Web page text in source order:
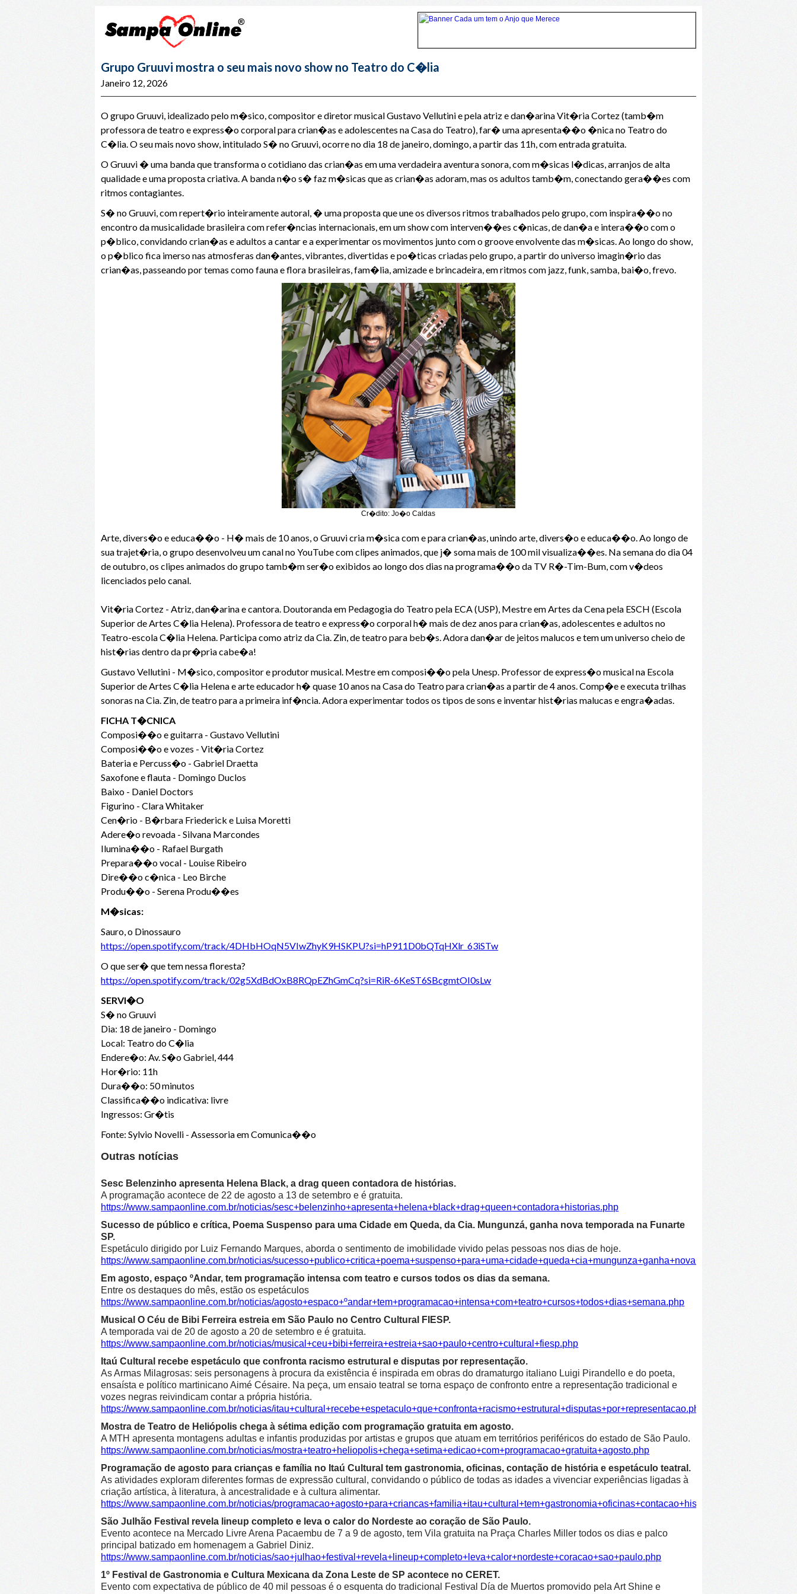
Grupo Gruuvi mostra o seu mais novo show no Teatro do C�lia
Janeiro 12, 2026
O grupo Gruuvi, idealizado pelo m�sico, compositor e diretor musical Gustavo Vellutini e pela atriz e dan�arina Vit�ria Cortez (tamb�m
professora de teatro e express�o corporal para crian�as e adolescentes na Casa do Teatro), far� uma apresenta��o �nica no Teatro do
C�lia. O seu mais novo show, intitulado S� no Gruuvi, ocorre no dia 18 de janeiro, domingo, a partir das 11h, com entrada gratuita.
O Gruuvi � uma banda que transforma o cotidiano das crian�as em uma verdadeira aventura sonora, com m�sicas l�dicas, arranjos de alta
qualidade e uma proposta criativa. A banda n�o s� faz m�sicas que as crian�as adoram, mas os adultos tamb�m, conectando gera��es com
ritmos contagiantes.
S� no Gruuvi, com repert�rio inteiramente autoral, � uma proposta que une os diversos ritmos trabalhados pelo grupo, com inspira��o no
encontro da musicalidade brasileira com refer�ncias internacionais, em um show com interven��es c�nicas, de dan�a e intera��o com o
p�blico, convidando crian�as e adultos a cantar e a experimentar os movimentos junto com o groove envolvente das m�sicas. Ao longo do show,
o p�blico fica imerso nas atmosferas dan�antes, vibrantes, divertidas e po�ticas criadas pelo grupo, a partir do universo imagin�rio das
crian�as, passeando por temas como fauna e flora brasileiras, fam�lia, amizade e brincadeira, em ritmos com jazz, funk, samba, bai�o, frevo.
Cr�dito: Jo�o Caldas
Arte, divers�o e educa��o - H� mais de 10 anos, o Gruuvi cria m�sica com e para crian�as, unindo arte, divers�o e educa��o. Ao longo de
sua trajet�ria, o grupo desenvolveu um canal no YouTube com clipes animados, que j� soma mais de 100 mil visualiza��es. Na semana do dia 04
de outubro, os clipes animados do grupo tamb�m ser�o exibidos ao longo dos dias na programa��o da TV R�-Tim-Bum, com v�deos
licenciados pelo canal.
Vit�ria Cortez - Atriz, dan�arina e cantora. Doutoranda em Pedagogia do Teatro pela ECA (USP), Mestre em Artes da Cena pela ESCH (Escola
Superior de Artes C�lia Helena). Professora de teatro e express�o corporal h� mais de dez anos para crian�as, adolescentes e adultos no
Teatro-escola C�lia Helena. Participa como atriz da Cia. Zin, de teatro para beb�s. Adora dan�ar de jeitos malucos e tem um universo cheio de
hist�rias dentro da pr�pria cabe�a!
Gustavo Vellutini - M�sico, compositor e produtor musical. Mestre em composi��o pela Unesp. Professor de express�o musical na Escola
Superior de Artes C�lia Helena e arte educador h� quase 10 anos na Casa do Teatro para crian�as a partir de 4 anos. Comp�e e executa trilhas
sonoras na Cia. Zin, de teatro para a primeira inf�ncia. Adora experimentar todos os tipos de sons e inventar hist�rias malucas e engra�adas.
FICHA T�CNICA
Composi��o e guitarra - Gustavo Vellutini
Composi��o e vozes - Vit�ria Cortez
Bateria e Percuss�o - Gabriel Draetta
Saxofone e flauta - Domingo Duclos
Baixo - Daniel Doctors
Figurino - Clara Whitaker
Cen�rio - B�rbara Friederick e Luisa Moretti
Adere�o revoada - Silvana Marcondes
Ilumina��o - Rafael Burgath
Prepara��o vocal - Louise Ribeiro
Dire��o c�nica - Leo Birche
Produ��o - Serena Produ��es
M�sicas:
Sauro, o Dinossauro
https://open.spotify.com/track/4DHbHOqN5VIwZhyK9HSKPU?si=hP911D0bQTqHXlr_63iSTw
O que ser� que tem nessa floresta?
https://open.spotify.com/track/02g5XdBdOxB8RQpEZhGmCq?si=RiR-6KeST6SBcgmtOI0sLw
SERVI�O
S� no Gruuvi
Dia: 18 de janeiro - Domingo
Local: Teatro do C�lia
Endere�o: Av. S�o Gabriel, 444
Hor�rio: 11h
Dura��o: 50 minutos
Classifica��o indicativa: livre
Ingressos: Gr�tis
Fonte: Sylvio Novelli - Assessoria em Comunica��o
Outras notícias
Sesc Belenzinho apresenta Helena Black, a drag queen contadora de histórias.
A programação acontece de 22 de agosto a 13 de setembro e é gratuita.
https://www.sampaonline.com.br/noticias/sesc+belenzinho+apresenta+helena+black+drag+queen+contadora+historias.php
Sucesso de público e crítica, Poema Suspenso para uma Cidade em Queda, da Cia. Mungunzá, ganha nova temporada na Funarte
SP.
Espetáculo dirigido por Luiz Fernando Marques, aborda o sentimento de imobilidade vivido pelas pessoas nos dias de hoje.
https://www.sampaonline.com.br/noticias/
Em agosto, espaço ºAndar, tem programação intensa com teatro e cursos todos os dias da semana.
Entre os destaques do mês, estão os espetáculos
https://www.sampaonline.com.br/noticias/agosto+espaco+ºandar+tem+programacao+intensa+com+teatro+cursos+todos+dias+semana.php
Musical O Céu de Bibi Ferreira estreia em São Paulo no Centro Cultural FIESP.
A temporada vai de 20 de agosto a 20 de setembro e é gratuita.
https://www.sampaonline.com.br/noticias/musical+ceu+bibi+ferreira+estreia+sao+paulo+centro+cultural+fiesp.php
Itaú Cultural recebe espetáculo que confronta racismo estrutural e disputas por representação.
As Armas Milagrosas: seis personagens à procura da existência é inspirada em obras do dramaturgo italiano Luigi Pirandello e do poeta,
ensaísta e político martinicano Aimé Césaire. Na peça, um ensaio teatral se torna espaço de confronto entre a representação tradicional e
vozes negras reivindicam contar a própria história.
https://www.sampaonline.com.br/noticias/itau+cultural+recebe+espetaculo+que+confronta+racismo+estrutural+disputas+por+representacao.php
Mostra de Teatro de Heliópolis chega à sétima edição com programação gratuita em agosto.
A MTH apresenta montagens adultas e infantis produzidas por artistas e grupos que atuam em territórios periféricos do estado de São Paulo.
https://www.sampaonline.com.br/noticias/mostra+teatro+heliopolis+chega+setima+edicao+com+programacao+gratuita+agosto.php
Programação de agosto para crianças e família no Itaú Cultural tem gastronomia, oficinas, contação de história e espetáculo teatral.
As atividades exploram diferentes formas de expressão cultural, convidando o público de todas as idades a vivenciar experiências ligadas à
criação artística, à literatura, à ancestralidade e à cultura alimentar.
https://www.sampaonline.com.br/noticias/
São Julhão Festival revela lineup completo e leva o calor do Nordeste ao coração de São Paulo.
Evento acontece na Mercado Livre Arena Pacaembu de 7 a 9 de agosto, tem Vila gratuita na Praça Charles Miller todos os dias e palco
principal batizado em homenagem a Gabriel Diniz.
https://www.sampaonline.com.br/noticias/sao+julhao+festival+revela+lineup+completo+leva+calor+nordeste+coracao+sao+paulo.php
1º Festival de Gastronomia e Cultura Mexicana da Zona Leste de SP acontece no CERET.
Evento com expectativa de público de 40 mil pessoas é o esquenta do tradicional Festival Día de Muertos promovido pela Art Shine e